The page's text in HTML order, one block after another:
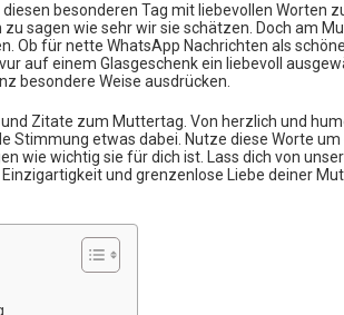
besonderen Tag mit liebevollen Worten
sagen wie sehr wir sie schätzen. Doch am
Ob für nette WhatsApp Nachrichten als
auf einem Glasgeschenk ein liebevoll
besondere Weise ausdrücken.
Zitate zum Muttertag. Von herzlich und
Stimmung etwas dabei. Nutze diese Worte
wie wichtig sie für dich ist. Lass dich von
und grenzenlose Liebe deiner